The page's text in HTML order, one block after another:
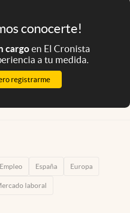
conocerte!
cargoen El Cronista
a tu medida.
registrarme
Empleo España Europa
laboral